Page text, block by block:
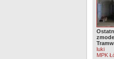
luki
MPK